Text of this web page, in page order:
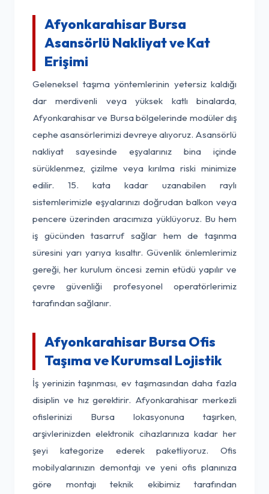
Afyonkarahisar Bursa
Asansörlü Nakliyat ve Kat
Erişimi
Geleneksel taşıma yöntemlerinin yetersiz kaldığı
dar merdivenli veya yüksek katlı binalarda,
Afyonkarahisar ve Bursa bölgelerinde modüler dış
cephe asansörlerimizi devreye alıyoruz. Asansörlü
nakliyat sayesinde eşyalarınız bina içinde
sürüklenmez, çizilme veya kırılma riski minimize
edilir. 15. kata kadar uzanabilen raylı
sistemlerimizle eşyalarınızı doğrudan balkon veya
pencere üzerinden aracımıza yüklüyoruz. Bu hem
iş gücünden tasarruf sağlar hem de taşınma
süresini yarı yarıya kısaltır. Güvenlik önlemlerimiz
gereği, her kurulum öncesi zemin etüdü yapılır ve
çevre güvenliği profesyonel operatörlerimiz
tarafından sağlanır.
Afyonkarahisar Bursa Ofis
Taşıma ve Kurumsal Lojistik
İş yerinizin taşınması, ev taşımasından daha fazla
disiplin ve hız gerektirir. Afyonkarahisar merkezli
ofislerinizi Bursa lokasyonuna taşırken,
arşivlerinizden elektronik cihazlarınıza kadar her
şeyi kategorize ederek paketliyoruz. Ofis
mobilyalarınızın demontajı ve yeni ofis planınıza
göre montajı teknik ekibimiz tarafından